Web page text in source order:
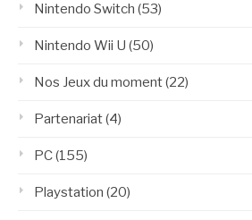
Nintendo Switch (53)
Nintendo Wii U (50)
Nos Jeux du moment(22)
Partenariat(4)
PC(155)
Playstation (20)